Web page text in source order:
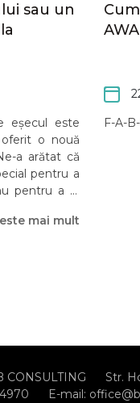
sau un
eșecul este
o nouă
a arătat că
pentru a
pentru a le
mai mult
F-A-
CONSULTING
Str.
E-mail: